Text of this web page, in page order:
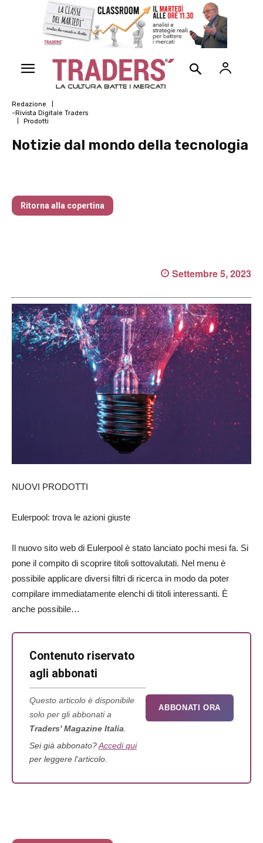
Redazione
~Rivista Digitale Traders
Prodotti
Notizie dal mondo della tecnologia
Ritorna alla copertina
Settembre 5, 2023
NUOVI PRODOTTI
Eulerpool: trova le azioni giuste
Il nuovo sito web di Eulerpool è stato lanciato pochi mesi fa. Si
pone il compito di scoprire titoli sottovalutati. Nel menu è
possibile applicare diversi filtri di ricerca in modo da poter
compilare immediatamente elenchi di titoli interessanti. È
anche possibile…
Contenuto riservato
agli abbonati
Questo articolo è disponibile
solo per gli abbonati a
Traders' Magazine Italia
Sei già abbonato? Accedi qui
per leggere l'articolo.
ABBONATI ORA